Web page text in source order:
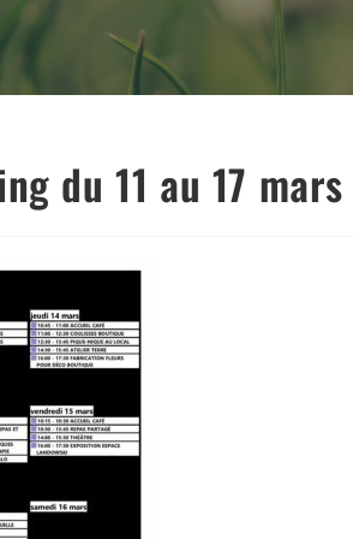
du 11 au 17